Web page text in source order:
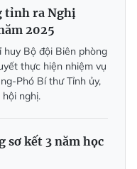
tỉnh ra Nghị
2025
huy Bộ đội Biên phòng
thực hiện nhiệm vụ
Phó Bí thư Tỉnh ủy,
nghị.
sơ kết 3 năm học